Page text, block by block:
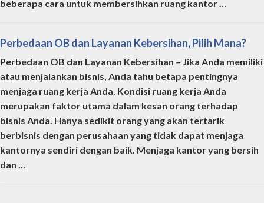
beberapa cara untuk membersihkan ruang kantor …
Perbedaan OB dan Layanan Kebersihan, Pilih Mana?
Perbedaan OB dan Layanan Kebersihan – Jika Anda memiliki
atau menjalankan bisnis, Anda tahu betapa pentingnya
menjaga ruang kerja Anda. Kondisi ruang kerja Anda
merupakan faktor utama dalam kesan orang terhadap
bisnis Anda. Hanya sedikit orang yang akan tertarik
berbisnis dengan perusahaan yang tidak dapat menjaga
kantornya sendiri dengan baik. Menjaga kantor yang bersih
dan …